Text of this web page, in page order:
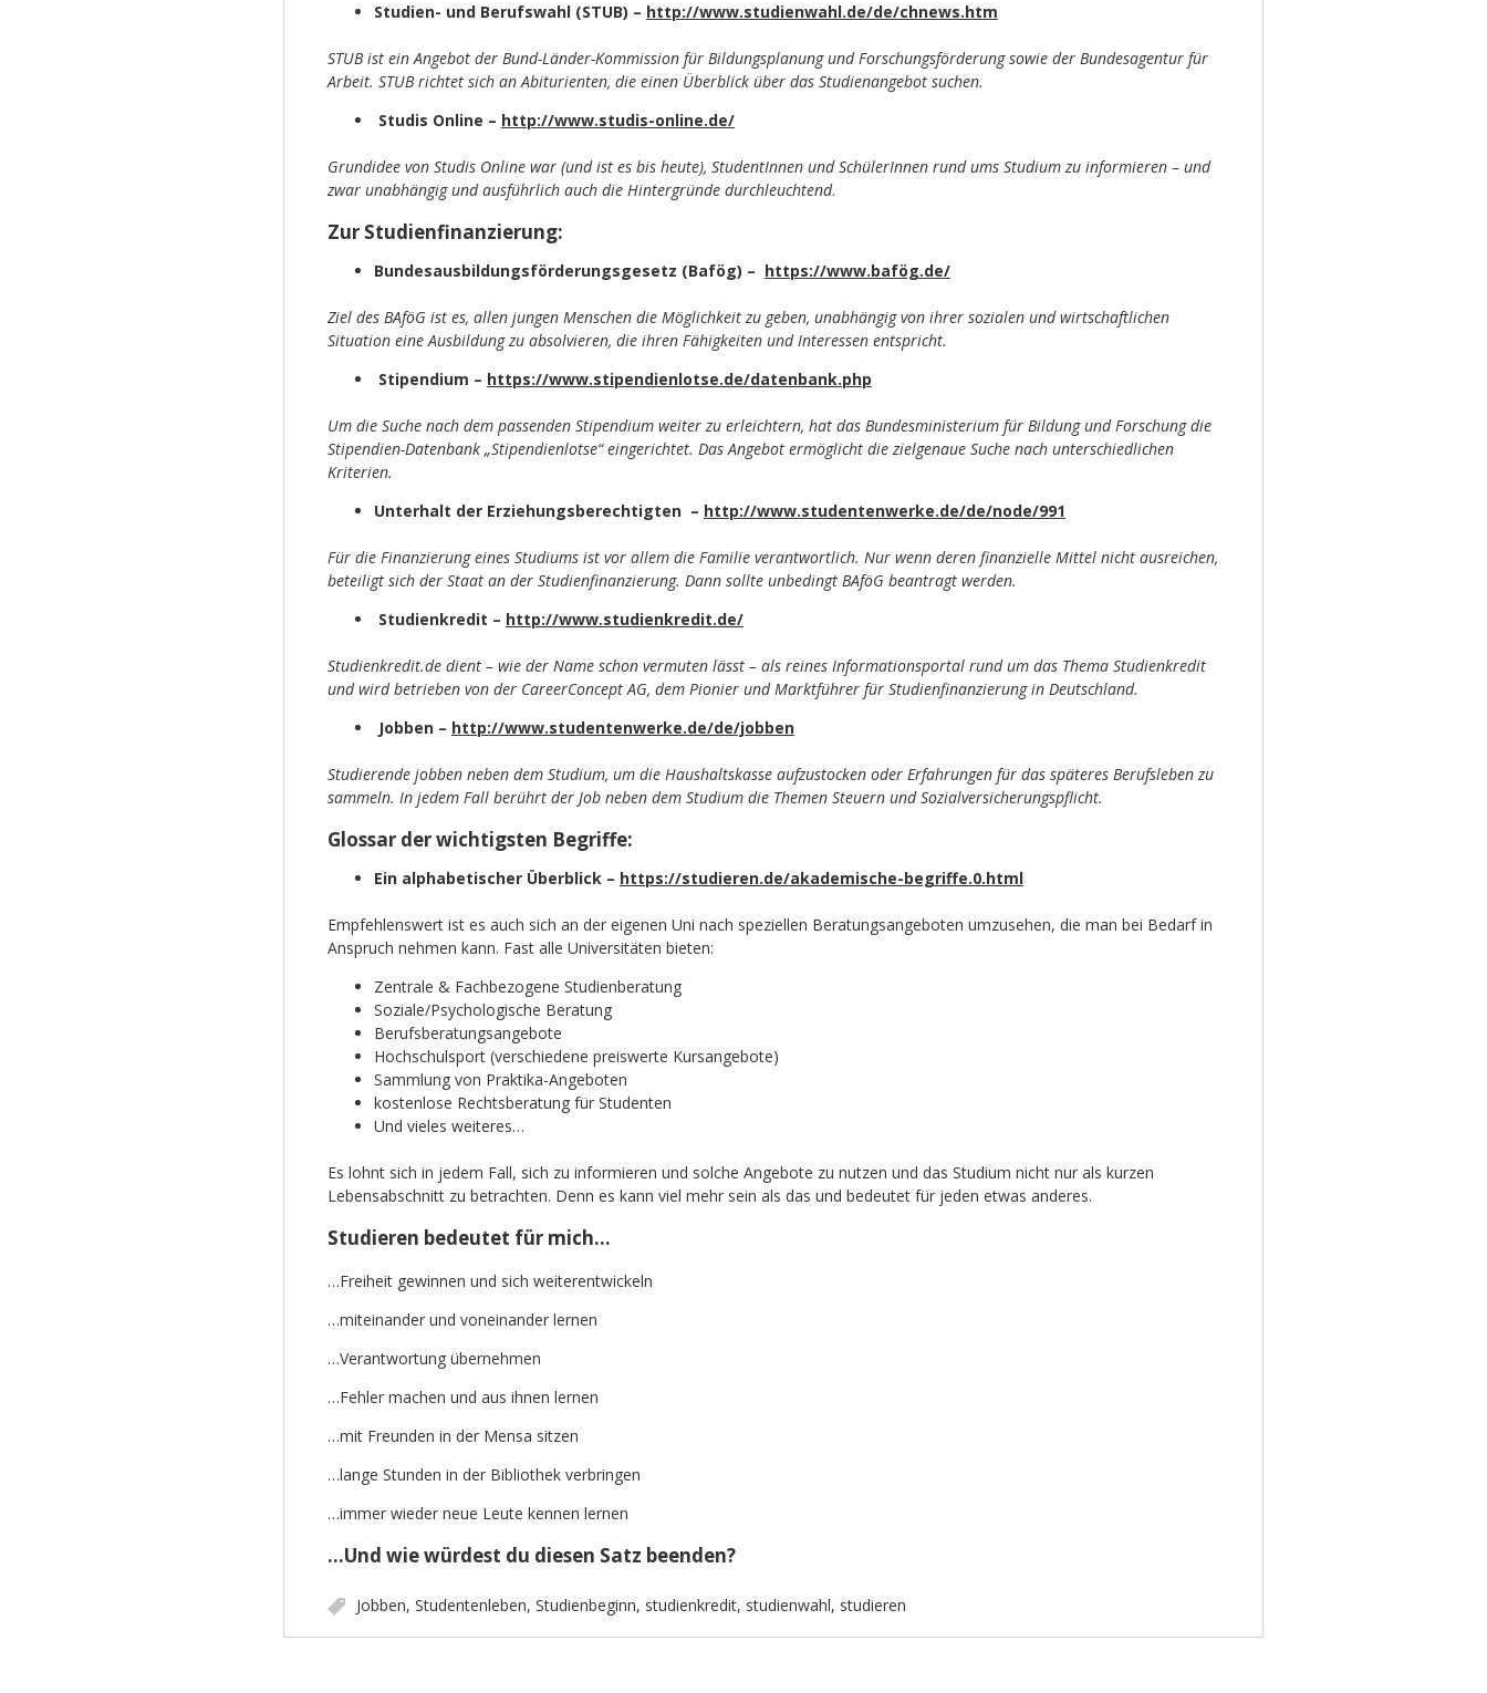
Studien- und Berufswahl (STUB) – http://www.studienwahl.de/de/chnews.htm
STUB ist ein Angebot der Bund-Länder-Kommission für Bildungsplanung und Forschungsförderung sowie der Bundesagentur für
Arbeit. STUB richtet sich an Abiturienten, die einen Überblick über das Studienangebot suchen.
Studis Online – http://www.studis-online.de/
Grundidee von Studis Online war (und ist es bis heute), StudentInnen und SchülerInnen rund ums Studium zu informieren – und
zwar unabhängig und ausführlich auch die Hintergründe durchleuchtend.
Zur Studienfinanzierung:
Bundesausbildungsförderungsgesetz (Bafög) – https://www.bafög.de/
Ziel des BAföG ist es, allen jungen Menschen die Möglichkeit zu geben, unabhängig von ihrer sozialen und wirtschaftlichen
Situation eine Ausbildung zu absolvieren, die ihren Fähigkeiten und Interessen entspricht.
Stipendium – https://www.stipendienlotse.de/datenbank.php
Um die Suche nach dem passenden Stipendium weiter zu erleichtern, hat das Bundesministerium für Bildung und Forschung die
Stipendien-Datenbank „Stipendienlotse“ eingerichtet. Das Angebot ermöglicht die zielgenaue Suche nach unterschiedlichen
Kriterien.
Unterhalt der Erziehungsberechtigten – http://www.studentenwerke.de/de/node/991
Für die Finanzierung eines Studiums ist vor allem die Familie verantwortlich. Nur wenn deren finanzielle Mittel nicht ausreichen,
beteiligt sich der Staat an der Studienfinanzierung. Dann sollte unbedingt BAföG beantragt werden.
Studienkredit – http://www.studienkredit.de/
Studienkredit.de dient – wie der Name schon vermuten lässt – als reines Informationsportal rund um das Thema Studienkredit
und wird betrieben von der CareerConcept AG, dem Pionier und Marktführer für Studienfinanzierung in Deutschland.
Jobben – http://www.studentenwerke.de/de/jobben
Studierende jobben neben dem Studium, um die Haushaltskasse aufzustocken oder Erfahrungen für das späteres Berufsleben zu
sammeln. In jedem Fall berührt der Job neben dem Studium die Themen Steuern und Sozialversicherungspflicht.
Glossar der wichtigsten Begriffe:
Ein alphabetischer Überblick – https://studieren.de/akademische-begriffe.0.html
Empfehlenswert ist es auch sich an der eigenen Uni nach speziellen Beratungsangeboten umzusehen, die man bei Bedarf in
Anspruch nehmen kann. Fast alle Universitäten bieten:
Zentrale & Fachbezogene Studienberatung
Soziale/Psychologische Beratung
Berufsberatungsangebote
Hochschulsport (verschiedene preiswerte Kursangebote)
Sammlung von Praktika-Angeboten
kostenlose Rechtsberatung für Studenten
Und vieles weiteres…
Es lohnt sich in jedem Fall, sich zu informieren und solche Angebote zu nutzen und das Studium nicht nur als kurzen
Lebensabschnitt zu betrachten. Denn es kann viel mehr sein als das und bedeutet für jeden etwas anderes.
Studieren bedeutet für mich…
…Freiheit gewinnen und sich weiterentwickeln
…miteinander und voneinander lernen
…Verantwortung übernehmen
…Fehler machen und aus ihnen lernen
…mit Freunden in der Mensa sitzen
…lange Stunden in der Bibliothek verbringen
…immer wieder neue Leute kennen lernen
…Und wie würdest du diesen Satz beenden?
Jobben, Studentenleben, Studienbeginn, studienkredit, studienwahl, studieren